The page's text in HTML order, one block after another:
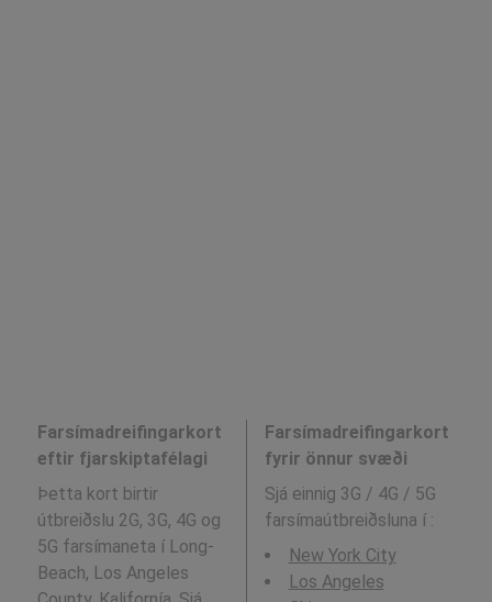
Farsímadreifingarkort
eftir fjarskiptafélagi
Þetta kort birtir
útbreiðslu 2G, 3G, 4G og
5G farsímaneta í Long-
Beach, Los Angeles
Farsímadreifingarkort
fyrir önnur svæði
Sjá einnig 3G / 4G / 5G
farsímaútbreiðsluna í :
New York City
Los Angeles